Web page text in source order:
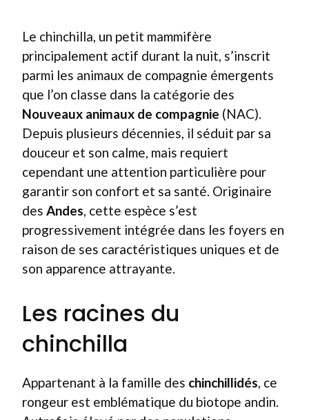
Le chinchilla, un petit mammifère
principalement actif durant la nuit, s’inscrit
parmi les animaux de compagnie émergents
que l’on classe dans la catégorie des
Nouveaux animaux de compagnie (NAC).
Depuis plusieurs décennies, il séduit par sa
douceur et son calme, mais requiert
cependant une attention particulière pour
garantir son confort et sa santé. Originaire
des Andes, cette espèce s’est
progressivement intégrée dans les foyers en
raison de ses caractéristiques uniques et de
son apparence attrayante.
Les racines du
chinchilla
Appartenant à la famille des chinchillidés , ce
rongeur est emblématique du biotope andin.